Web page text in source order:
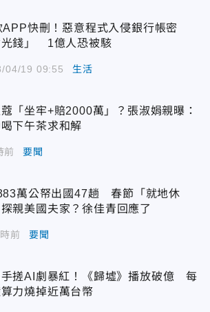
APP快刪！惡意程式入侵銀行帳密
光錢」 1億人恐被駭
04/19 09:55 生活
「坐牢+賠2000萬」？張淑娟親曝：
下午茶求和解
前 要聞
萬公帑出國47趟 春節「就地休
親美國夫家？徐佳青回應了
前 要聞
手搓AI劇暴紅！《歸墟》播放破億 每
力燒掉近萬台幣